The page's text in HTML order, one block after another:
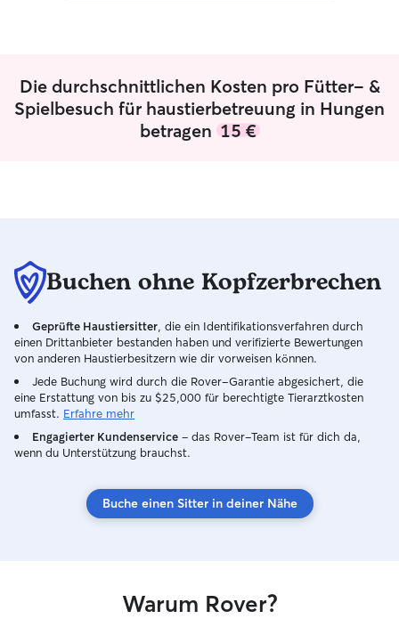
und
Die durchschnittlichen Kosten pro Fütter- &
Spielbesuch für haustierbetreuung in Hungen
betragen 15 €
Buchen ohne Kopfzerbrechen
Geprüfte Haustiersitter , die ein Identifikationsverfahren durch
einen Drittanbieter bestanden haben und verifizierte Bewertungen
von anderen Haustierbesitzern wie dir vorweisen können.
Jede Buchung wird durch die Rover-Garantie abgesichert, die
eine Erstattung von bis zu $25,000 für berechtigte Tierarztkosten
umfasst. Erfahre mehr
Engagierter Kundenservice – das Rover-Team ist für dich da,
wenn du Unterstützung brauchst.
Buche einen Sitter in deiner Nähe
Warum Rover?